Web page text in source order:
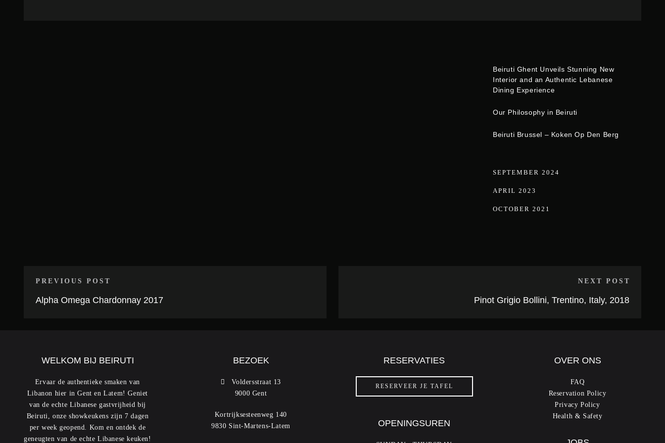
Beiruti Ghent Unveils Stunning New
Interior and an Authentic Lebanese
Dining Experience
Our Philosophy in Beiruti
Beiruti Brussel – Koken Op Den Berg
SEPTEMBER 2024
APRIL 2023
OCTOBER 2021
PREVIOUS POST
Alpha Omega Chardonnay 2017
NEXT POST
Pinot Grigio Bollini, Trentino, Italy, 2018
WELKOM BIJ BEIRUTI
Ervaar de authentieke smaken van
Libanon hier in Gent en Latem! Geniet
van de echte Libanese gastvrijheid bij
Beiruti, onze showkeukens zijn 7 dagen
per week geopend. Kom en ontdek de
geneugten van de echte Libanese keuken!
BEZOEK
Voldersstraat 13
9000 Gent
Kortrijksesteenweg 140
9830 Sint-Martens-Latem
RESERVATIES
RESERVEER JE TAFEL
OPENINGSUREN
OVER ONS
FAQ
Reservation Policy
Privacy Policy
Health & Safety